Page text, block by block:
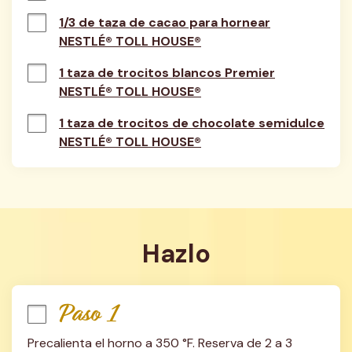
1/3 de taza de cacao para hornear
NESTLÉ® TOLL HOUSE®
1 taza de trocitos blancos Premier
NESTLÉ® TOLL HOUSE®
1 taza de trocitos de chocolate semidulce
NESTLÉ® TOLL HOUSE®
Hazlo
Paso 1
Precalienta el horno a 350 °F. Reserva de 2 a 3